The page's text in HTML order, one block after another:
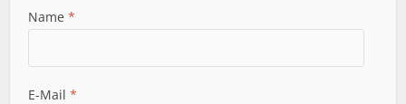
Name*
E-Mail*